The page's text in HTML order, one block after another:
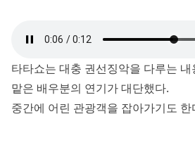
타타쇼는 대충 권선징악을 다루는
맡은 배우분의 연기가 대단했다.
중간에 어린 관광객을 잡아가기도 한